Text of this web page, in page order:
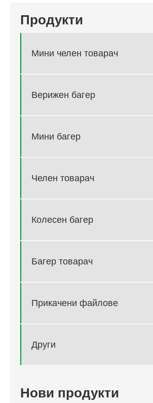
Продукти
Мини челен товарач
Верижен багер
Мини багер
Челен товарач
Колесен багер
Багер товарач
Прикачени файлове
Други
Нови продукти